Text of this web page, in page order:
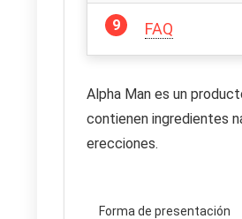
FAQ
Alpha Man es un
contienen ingredientes
erecciones.
Forma de presentación